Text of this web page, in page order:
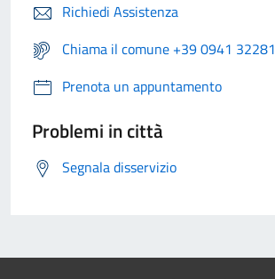
Richiedi Assistenza
Chiama il comune +39 0941 32281
Prenota un appuntamento
Problemi in città
Segnala disservizio